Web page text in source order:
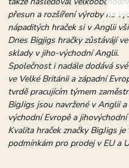
přesun a rozšíření výroby na
nápaditých hraček si v Anglii
Dnes Bigjigs hračky zůstávájí
sklady v jiho-východní Anglii.
Společnost i nadále dodává
ve Velké Británii a západní
tvrdě pracujícím týmem
BigJigs jsou navržené v Anglii
východní Evropě a jihovýchodní
Kvalita hraček značky BigJigs
podmínkám pro prodej v EU a